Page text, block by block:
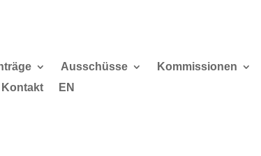
Ausschüsse
Kommissionen
Kontakt EN